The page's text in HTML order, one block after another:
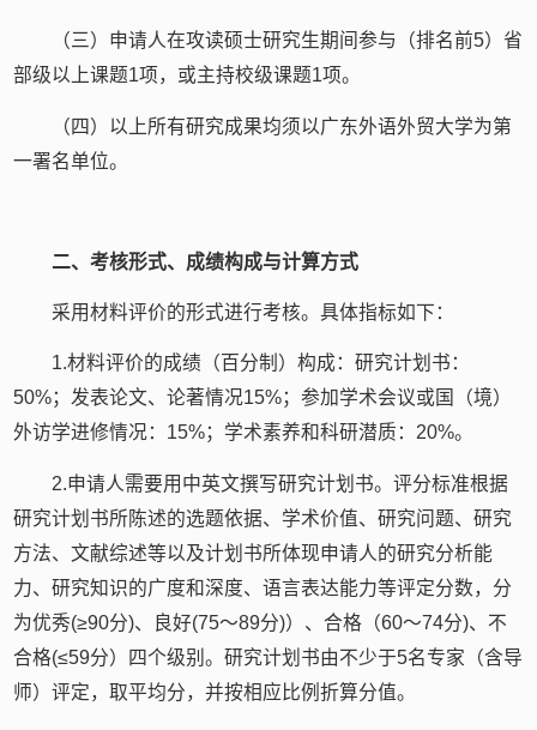
（三）申请人在攻读硕士研究生期间参与（排名前5）省
部级以上课题1项，或主持校级课题1项。
（四）以上所有研究成果均须以广东外语外贸大学为第
一署名单位。
二、考核形式、成绩构成与计算方式
采用材料评价的形式进行考核。具体指标如下：
1.材料评价的成绩（百分制）构成：研究计划书：
50%；发表论文、论著情况15%；参加学术会议或国（境）
外访学进修情况：15%；学术素养和科研潜质：20%。
2.申请人需要用中英文撰写研究计划书。评分标准根据
研究计划书所陈述的选题依据、学术价值、研究问题、研究
方法、文献综述等以及计划书所体现申请人的研究分析能
力、研究知识的广度和深度、语言表达能力等评定分数，分
为优秀(≥90分)、良好(75～89分)）、合格（60～74分)、不
合格(≤59分）四个级别。研究计划书由不少于5名专家（含导
师）评定，取平均分，并按相应比例折算分值。